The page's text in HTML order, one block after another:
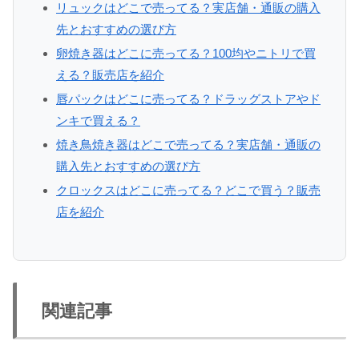
リュックはどこで売ってる？実店舗・通販の購入
先とおすすめの選び方
卵焼き器はどこに売ってる？100均やニトリで買
える？販売店を紹介
唇パックはどこに売ってる？ドラッグストアやド
ンキで買える？
焼き鳥焼き器はどこで売ってる？実店舗・通販の
購入先とおすすめの選び方
クロックスはどこに売ってる？どこで買う？販売
店を紹介
関連記事